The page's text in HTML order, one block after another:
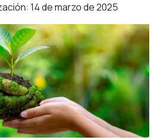
14 de marzo de 2025